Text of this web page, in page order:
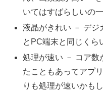
いてはすばらしいの
液晶がきれい － デジ
とPC端末と同じくら
処理が速い － コア数
たこともあってアプ
りも処理が速いかも